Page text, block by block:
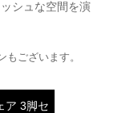
シュな空間を演
ございます。
ア 3脚セ